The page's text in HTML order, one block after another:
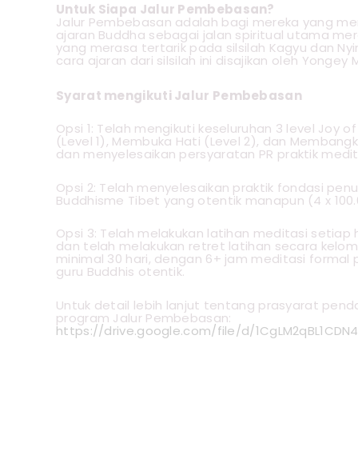
Untuk Siapa Jalur Pembebasan?
Jalur Pembebasan adalah bagi mereka yang
ajaran Buddha sebagai jalan spiritual utama
yang merasa tertarik pada silsilah Kagyu dan
cara ajaran dari silsilah ini disajikan oleh Yongey
Syarat mengikuti Jalur Pembebasan
Opsi 1: Telah mengikuti keseluruhan 3 level Joy
(Level 1), Membuka Hati (Level 2), dan
dan menyelesaikan persyaratan PR praktik
Opsi 2: Telah menyelesaikan praktik fondasi
Buddhisme Tibet yang otentik manapun (4 x
Opsi 3: Telah melakukan latihan meditasi
dan telah melakukan retret latihan secara
minimal 30 hari, dengan 6+ jam meditasi formal
guru Buddhis otentik.
Untuk detail lebih lanjut tentang prasyarat
program Jalur Pembebasan:
https://drive.google.com/file/d/